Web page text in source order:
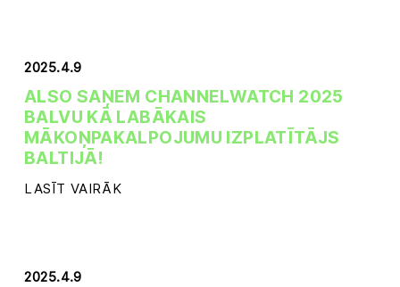
2025.4.9
ALSO SAŅEM CHANNELWATCH 2025
BALVU KĀ LABĀKAIS
MĀKOŅPAKALPOJUMU IZPLATĪTĀJS
BALTIJĀ!
LASĪT VAIRĀK
2025.4.9